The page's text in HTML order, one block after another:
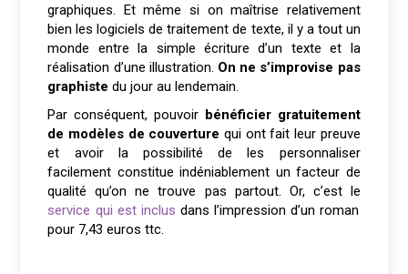
graphiques. Et même si on maîtrise relativement
bien les logiciels de traitement de texte, il y a tout un
monde entre la simple écriture d’un texte et la
réalisation d’une illustration. On ne s’improvise pas
graphiste du jour au lendemain.
Par conséquent, pouvoir bénéficier gratuitement
de modèles de couverture qui ont fait leur preuve
et avoir la possibilité de les personnaliser
facilement constitue indéniablement un facteur de
qualité qu’on ne trouve pas partout. Or, c’est le
service qui est inclus dans l’impression d’un roman
pour 7,43 euros ttc.